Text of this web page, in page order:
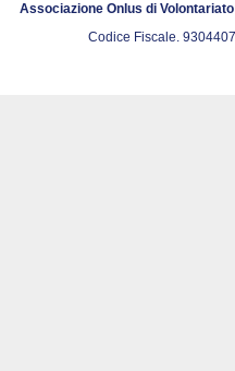
Associazione Onlus di
Codice Fiscale.